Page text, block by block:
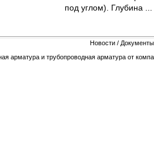
под углом). Глубина ...
Новости / Документы
арматура и трубопроводная арматура от